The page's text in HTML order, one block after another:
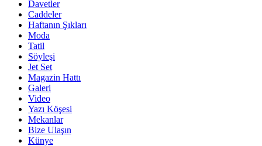
Davetler
Caddeler
Haftanın Şıkları
Moda
Tatil
Söyleşi
Jet Set
Magazin Hattı
Galeri
Video
Yazı Köşesi
Mekanlar
Bize Ulaşın
Künye